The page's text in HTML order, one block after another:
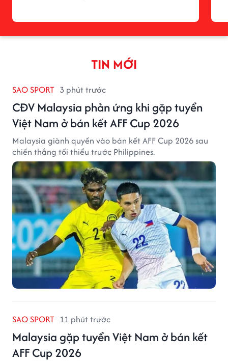
TIN MỚI
SAO SPORT 3 phút trước
CĐV Malaysia phản ứng khi gặp tuyển
Việt Nam ở bán kết AFF Cup 2026
Malaysia giành quyền vào bán kết AFF Cup 2026 sau
chiến thắng tối thiểu trước Philippines.
SAO SPORT 11 phút trước
Malaysia gặp tuyển Việt Nam ở bán kết
AFF Cup 2026